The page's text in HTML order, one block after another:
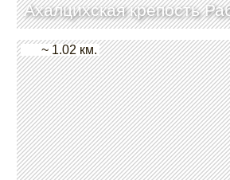
Ахалцихская крепость
~ 1.02 км.